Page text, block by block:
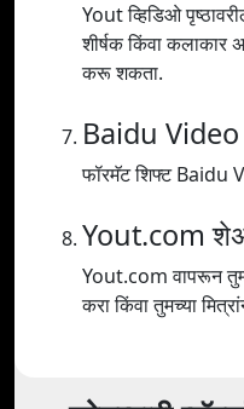
Yout व्हिडिओ
शीर्षक किंवा कलाकार
करू शकता.
Baidu
फॉरमॅट शिफ्ट Baidu
Yout.com
Yout.com वापरून
करा किंवा तुमच्या